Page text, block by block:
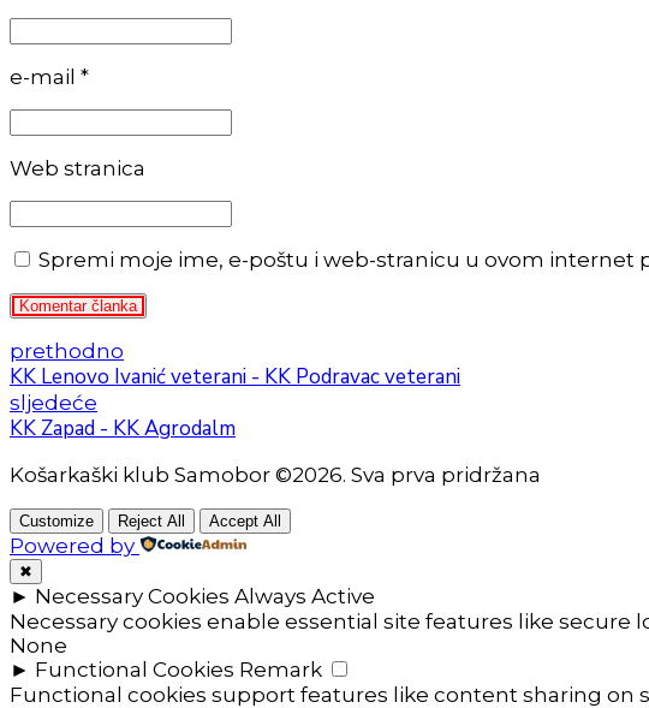
e-mail *
Web stranica
Spremi moje ime, e-poštu i web-stranicu u ovom
Komentar članka
prethodno
KK Lenovo Ivanić veterani - KK Podravac veterani
sljedeće
KK Zapad - KK Agrodalm
Košarkaški klub Samobor ©2026. Sva prva pridržana
Customize Reject All Accept All
Powered by
✖
► Necessary Cookies Always Active
Necessary cookies enable essential site features like
None
► Functional Cookies Remark
Functional cookies support features like content sharing